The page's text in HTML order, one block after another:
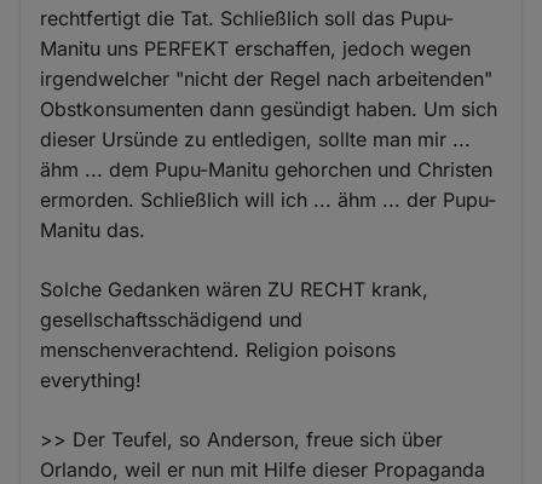
rechtfertigt die Tat. Schließlich soll das Pupu-
Manitu uns PERFEKT erschaffen, jedoch wegen
irgendwelcher "nicht der Regel nach arbeitenden"
Obstkonsumenten dann gesündigt haben. Um sich
dieser Ursünde zu entledigen, sollte man mir ...
ähm ... dem Pupu-Manitu gehorchen und Christen
ermorden. Schließlich will ich ... ähm ... der Pupu-
Manitu das.
Solche Gedanken wären ZU RECHT krank,
gesellschaftsschädigend und
menschenverachtend. Religion poisons
everything!
>> Der Teufel, so Anderson, freue sich über
Orlando, weil er nun mit Hilfe dieser Propaganda